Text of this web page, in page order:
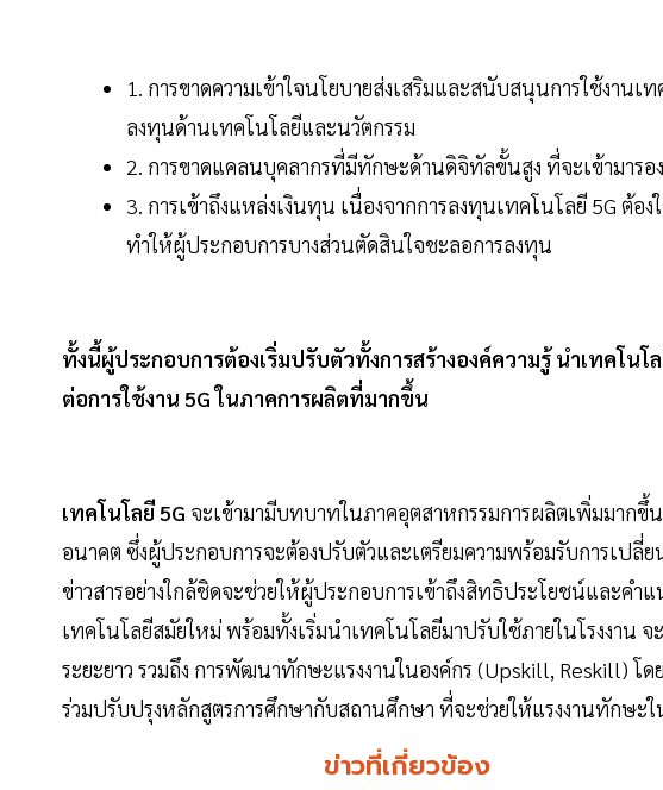
1. การขาดความเข้าใจนโยบายส่งเสริมและสนับสนุนการใช้งานเ
ลงทุนด้านเทคโนโลยีและนวัตกรรม
2. การขาดแคลนบุคลากรที่มีทักษะด้านดิจิทัลขั้นสูง ที่จะเข้ามารอ
3. การเข้าถึงแหล่งเงินทุน เนื่องจากการลงทุนเทคโนโลยี 5G ต้อ
ทำให้ผู้ประกอบการบางส่วนตัดสินใจชะลอการลงทุน
ทั้งนี้ผู้ประกอบการต้องเริ่มปรับตัวทั้งการสร้างองค์ความรู้ นำเทคโ
ต่อการใช้งาน 5G ในภาคการผลิตที่มากขึ้น
เทคโนโลยี 5G จะเข้ามามีบทบาทในภาคอุตสาหกรรมการผลิตเพิ่มมากขึ้
อนาคต ซึ่งผู้ประกอบการจะต้องปรับตัวและเตรียมความพร้อมรับการเปลี่
ข่าวสารอย่างใกล้ชิดจะช่วยให้ผู้ประกอบการเข้าถึงสิทธิประโยชน์และคำ
เทคโนโลยีสมัยใหม่ พร้อมทั้งเริ่มนำเทคโนโลยีมาปรับใช้ภายในโรงงาน
ระยะยาว รวมถึง การพัฒนาทักษะแรงงานในองค์กร (Upskill, Reskill) โ
ร่วมปรับปรุงหลักสูตรการศึกษากับสถานศึกษา ที่จะช่วยให้แรงงานทักษะใ
ข่าวที่เกี่ยวข้อง